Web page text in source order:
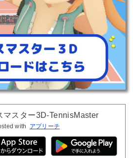
マスター3D-TennisMaster
with アプリーチ